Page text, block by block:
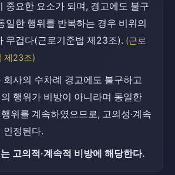
중요한 요소가 되며, 경고에도 불구
일한 행위를 반복하는 경우 비위의
무겁다(근로기준법 제23조). (근로
제23조)
회사의 수차례 경고에도 불구하고
행위가 비방이 아니라며 동일한
위를 계속하였으므로, 고의성·계속
인정된다.
고의적·계속적 비방에 해당한다.